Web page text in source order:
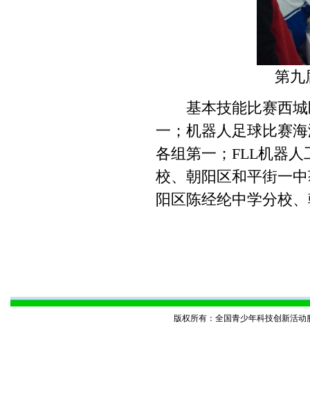
第九
基本技能比赛西城
一；机器人足球比赛
各组第一；FLL机器
校、朝阳区和平街一
阳区陈经纶中学分校
版权所有：全国青少年科技创新活